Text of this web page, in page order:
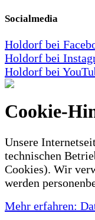
Socialmedia
Holdorf bei
Holdorf bei
Holdorf bei
Cookie-
Unsere
technischen
Cookies). Wir
werden
Mehr erfahren: